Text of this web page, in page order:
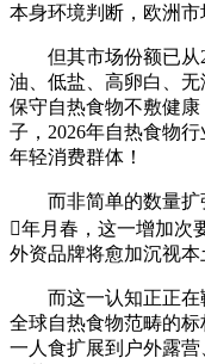
本身环境判断，欧洲市
但其市场份额已从
油、低盐、高卵白、
保守自热食物不敷健
子，2026年自热食物
年轻消费群体！
而非简单的数量扩
年月春，这一增加次
外资品牌将愈加沉视
而这一认知正正在
全球自热食物范畴的
一人食扩展到户外露